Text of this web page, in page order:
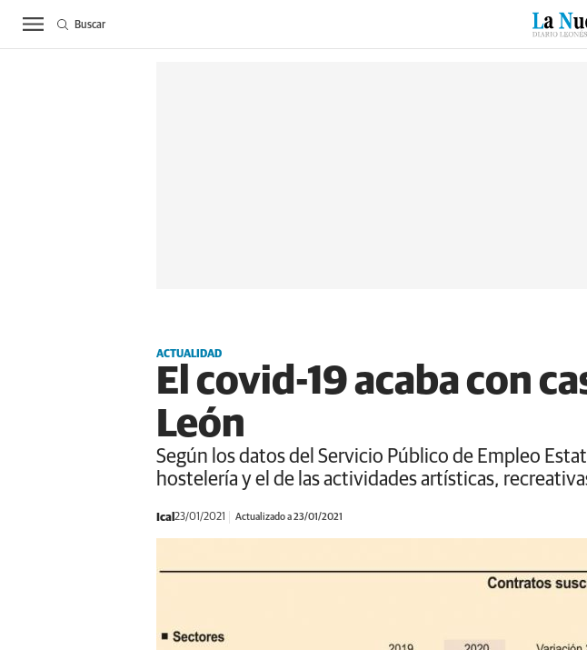
ACTUALIDAD BIERZO SUCESOS
Buscar
ACTUALIDAD
El covid-19 acaba con
León
Según los datos del Servicio Público de Empleo
hostelería y el de las actividades artísticas,
Ical 23/01/2021 Actualizado a 23/01/2021